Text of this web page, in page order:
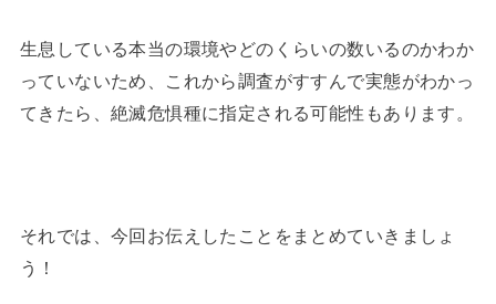
生息している本当の環境やどのくらいの数いるのかわか
っていないため、これから調査がすすんで実態がわかっ
てきたら、絶滅危惧種に指定される可能性もあります。
それでは、今回お伝えしたことをまとめていきましょ
う！